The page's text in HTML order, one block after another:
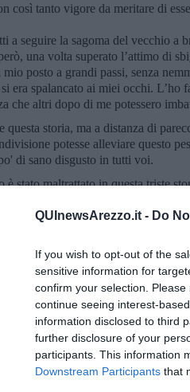
QUInewsArezzo.it - Do
If you wish to opt-out of the
sensitive information for
confirm your selection.
continue seeing interest-
information disclosed to third
further disclosure of your
participants. This information
Downstream Participants that
così tanto vigore da meritare di
a seguire la sagoma del vecchio a
una volta superato l’attimo di
posto a grandi passi, senza
era spalancato ai miei occhi. L’ho
che altri dopo di me potessero
questa storia, ma a distanza di
potesse alleviare questo
di sano disgusto in tutti voi.
è stato maltrattato in questa triste
nudo nella brughiera irlandese.